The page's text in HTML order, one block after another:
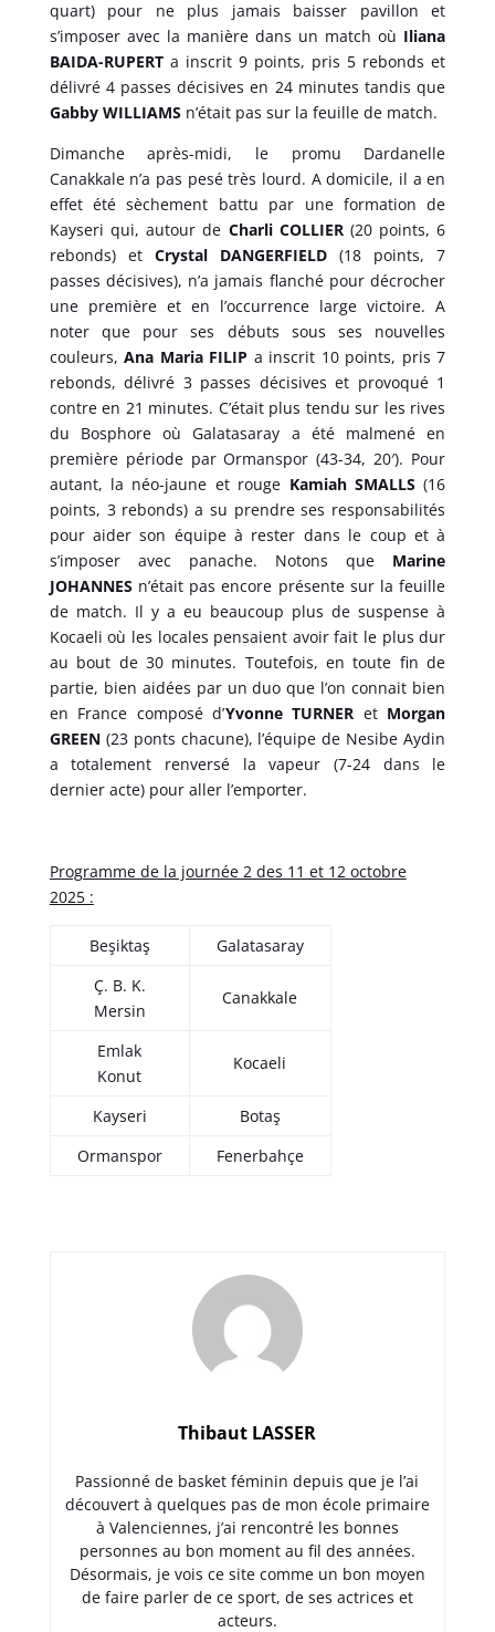
quart) pour ne plus jamais baisser pavillon et
s’imposer avec la manière dans un match où Iliana
BAIDA-RUPERTa inscrit 9 points, pris 5 rebonds et
délivré 4 passes décisives en 24 minutes tandis que
Gabby WILLIAMSn’était pas sur la feuille de match.
Dimanche après-midi, le promu Dardanelle
Canakkale n’a pas pesé très lourd. A domicile, il a en
effet été sèchement battu par une formation de
Kayseri qui, autour de Charli COLLIER(20 points, 6
rebonds) et Crystal DANGERFIELD (18 points, 7
passes décisives), n’a jamais flanché pour décrocher
une première et en l’occurrence large victoire. A
noter que pour ses débuts sous ses nouvelles
couleurs,Ana Maria FILIP a inscrit 10 points, pris 7
rebonds, délivré 3 passes décisives et provoqué 1
contre en 21 minutes. C’était plus tendu sur les rives
du Bosphore où Galatasaray a été malmené en
première période par Ormanspor (43-34, 20′). Pour
autant, la néo-jaune et rouge Kamiah SMALLS(16
points, 3 rebonds) a su prendre ses responsabilités
pour aider son équipe à rester dans le coup et à
s’imposer avec panache. Notons que Marine
JOHANNESn’était pas encore présente sur la feuille
de match. Il y a eu beaucoup plus de suspense à
Kocaeli où les locales pensaient avoir fait le plus dur
au bout de 30 minutes. Toutefois, en toute fin de
partie, bien aidées par un duo que l’on connait bien
en France composé d’Yvonne TURNER etMorgan
GREEN(23 ponts chacune), l’équipe de Nesibe Aydin
a totalement renversé la vapeur (7-24 dans le
dernier acte) pour aller l’emporter.
Programme de la journée 2 des 11 et 12 octobre
2025 :
Beşiktaş
Galatasaray
Ç. B. K.
Mersin
Canakkale
Emlak
Konut
Kocaeli
Kayseri
Botaş
Ormanspor
Fenerbahçe
Thibaut LASSER
Passionné de basket féminin depuis que je l’ai
découvert à quelques pas de mon école primaire
à Valenciennes, j’ai rencontré les bonnes
personnes au bon moment au fil des années.
Désormais, je vois ce site comme un bon moyen
de faire parler de ce sport, de ses actrices et
acteurs.